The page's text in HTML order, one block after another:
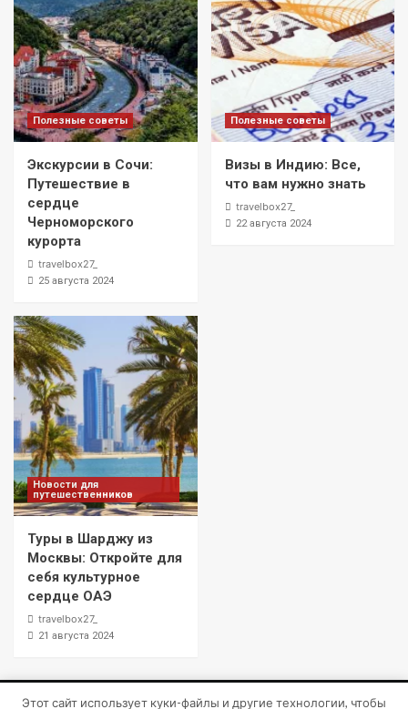
Полезные советы
Экскурсии в Сочи:
Путешествие в
сердце
Черноморского
курорта
travelbox27_
25 августа 2024
Полезные советы
Визы в Индию: Все,
что вам нужно знать
travelbox27_
22 августа 2024
Новости для
путешественников
Туры в Шарджу из
Москвы: Откройте для
себя культурное
сердце ОАЭ
travelbox27_
21 августа 2024
Этот сайт использует куки-файлы и другие технологии, чтобы